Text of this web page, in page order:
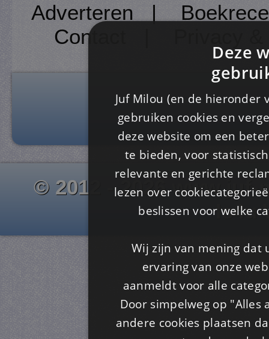
Adverteren |
Contact
© 2012 - 2026
Is4u
Deze
Juf Milou (en de
gebruiken cookies en
deze website om een
te bieden, voor
relevante en gerichte
lezen over
beslissen voor welke
Wij zijn van mening dat
ervaring van onze
aanmeldt voor alle
Door simpelweg op
andere cookies plaatsen